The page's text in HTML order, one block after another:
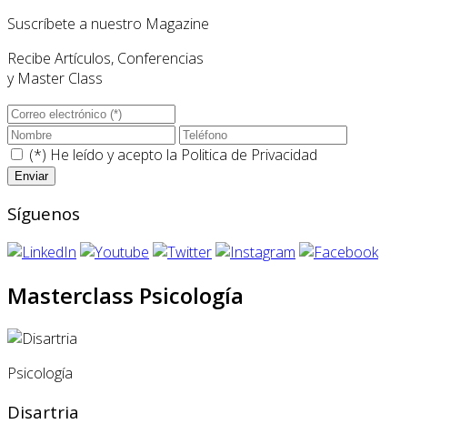
Suscríbete a nuestro Magazine
Recibe Artículos, Conferencias
y Master Class
(*) He leído y acepto la Politica de Privacidad
Síguenos
Masterclass Psicología
Psicología
Disartria